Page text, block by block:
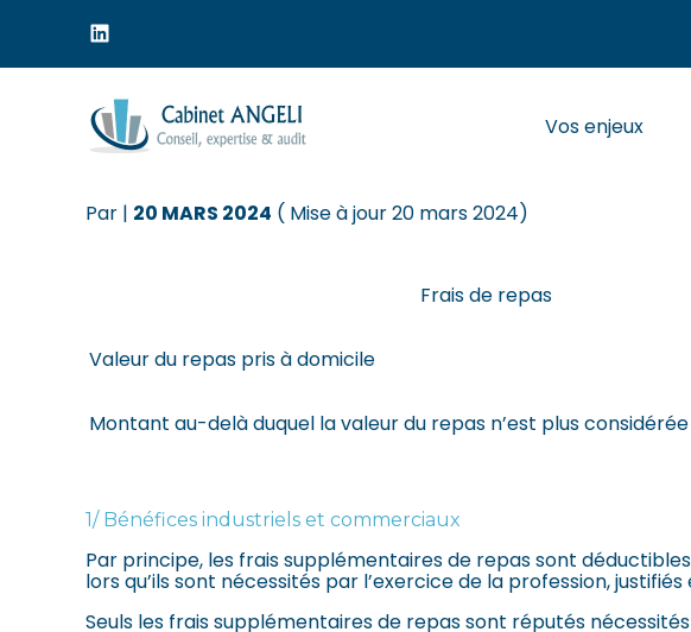
sub-
header
Aller
au
Vos enjeux
Par | 20 MARS 2024 ( Mise à jour 20 mars 2024)
Frais de repas
Valeur du repas pris à domicile
Montant au-delà duquel la valeur du repas n’est plus
1/ Bénéfices industriels et commerciaux
Par principe, les frais supplémentaires de repas sont
lors qu’ils sont nécessités par l’exercice de la profession,
Seuls les frais supplémentaires de repas sont réputés